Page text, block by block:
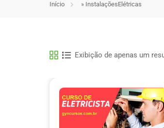
Início » InstalaçõesElétricas
Exibição de apenas um